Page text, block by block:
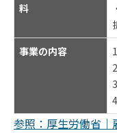
料
事業の内容
参照：厚生労働省